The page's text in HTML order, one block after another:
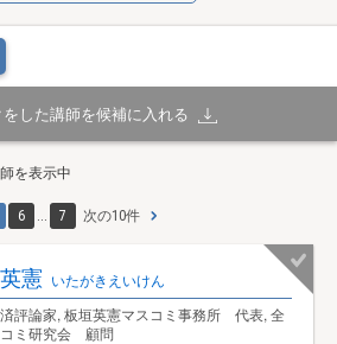
した講師を候補に入れる
を表示中
6 ... 7 次の10件
憲 いたがきえいけん
評論家, 板垣英憲マスコミ事務所 代表, 全
ミ研究会 顧問